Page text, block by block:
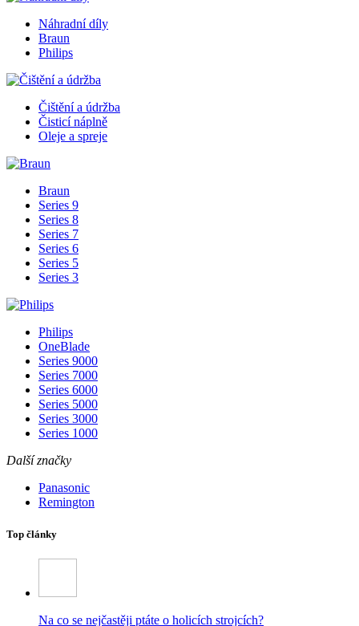
Náhradní díly
Braun
Philips
Čištění a údržba
Čisticí náplně
Oleje a spreje
Braun
Series 9
Series 8
Series 7
Series 6
Series 5
Series 3
Philips
OneBlade
Series 9000
Series 7000
Series 6000
Series 5000
Series 3000
Series 1000
Další značky
Panasonic
Remington
Top články
Na co se nejčastěji ptáte o holicích strojcích?